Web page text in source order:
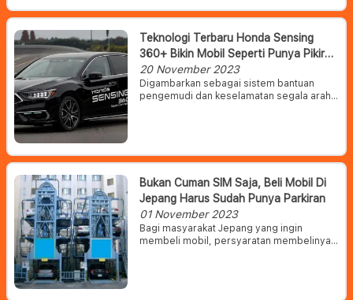
mendatang.
Teknologi Terbaru Honda Sensing
360+ Bikin Mobil Seperti Punya Pikiran
Sendiri
20 November 2023
Digambarkan sebagai sistem bantuan
pengemudi dan keselamatan segala arah,
Bukan Cuman SIM Saja, Beli Mobil Di
Jepang Harus Sudah Punya Parkiran
01 November 2023
Bagi masyarakat Jepang yang ingin
membeli mobil, persyaratan membelinya